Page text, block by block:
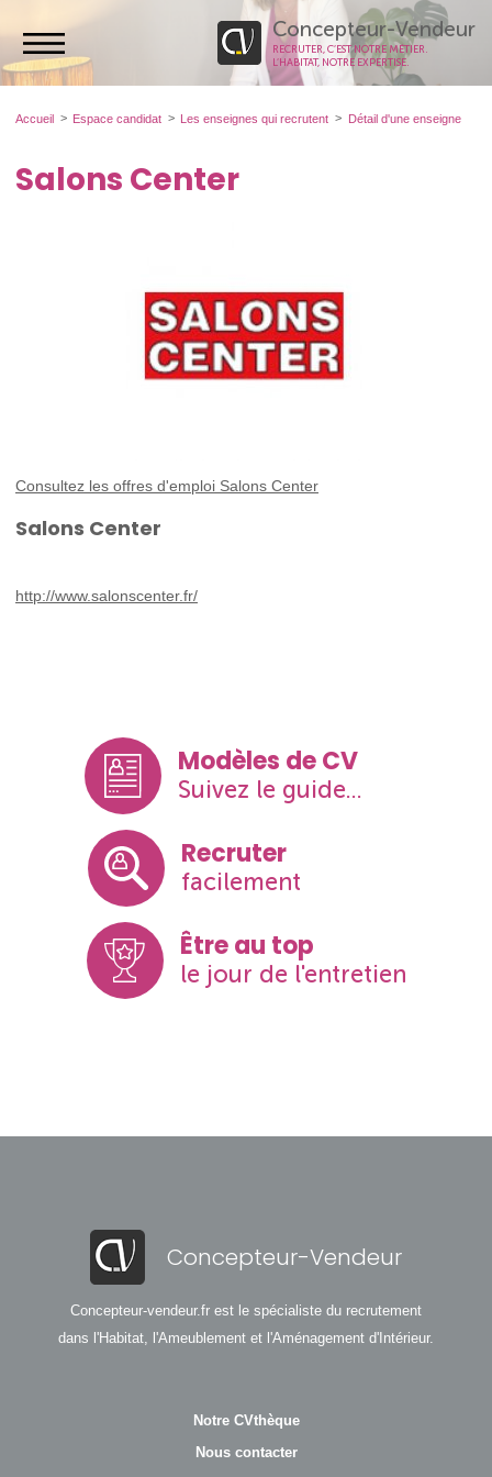
Concepteur-Vendeur
RECRUTER, C’EST NOTRE MÉTIER.
L’HABITAT, NOTRE EXPERTISE.
Accueil Espace candidat Les enseignes qui recrutent Détail d'une enseigne
Salons Center
Consultez les offres d'emploi Salons Center
Salons Center
http://www.salonscenter.fr/
Modèles de CV
Suivez le guide...
Recruter
facilement
Être au top
le jour de l'entretien
Concepteur-Vendeur
Concepteur-vendeur.fr est le spécialiste du recrutement
dans l'Habitat, l'Ameublement et l'Aménagement d'Intérieur.
Notre CVthèque
Nous contacter